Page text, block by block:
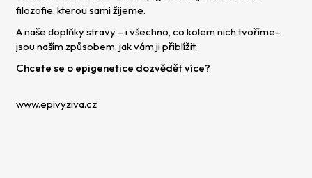
filozofie, kterou sami žijeme.
A naše doplňky stravy – i všechno, co kolem nich tvoříme–
jsou naším způsobem, jak vám ji přiblížit.
Chcete se o epigenetice dozvědět více?
www.epivyziva.cz